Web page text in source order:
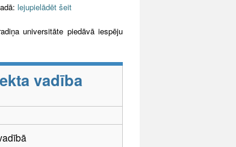
lejupielādēt šeit
universitāte piedāvā iespēju
vadība